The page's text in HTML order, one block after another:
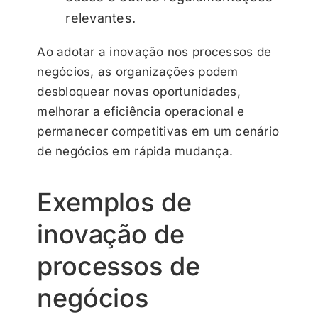
relevantes.
Ao adotar a inovação nos processos de
negócios, as organizações podem
desbloquear novas oportunidades,
melhorar a eficiência operacional e
permanecer competitivas em um cenário
de negócios em rápida mudança.
Exemplos de
inovação de
processos de
negócios